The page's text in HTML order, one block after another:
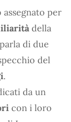
assegnato per
della
di due
del
.
da un
con i loro